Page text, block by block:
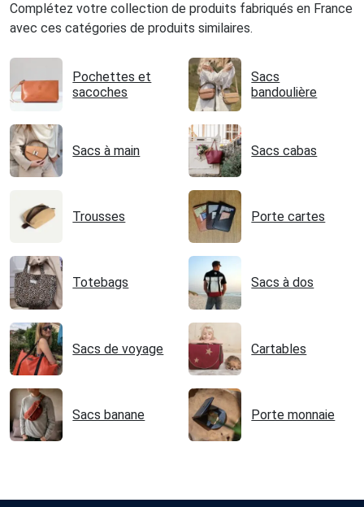
Complétez votre collection de produits fabriqués en France
avec ces catégories de produits similaires.
Pochettes et
sacoches
Sacs
bandoulière
Sacs à main Sacs cabas
Trousses Porte cartes
Totebags Sacs à dos
Sacs de voyage Cartables
Sacs banane Porte monnaie